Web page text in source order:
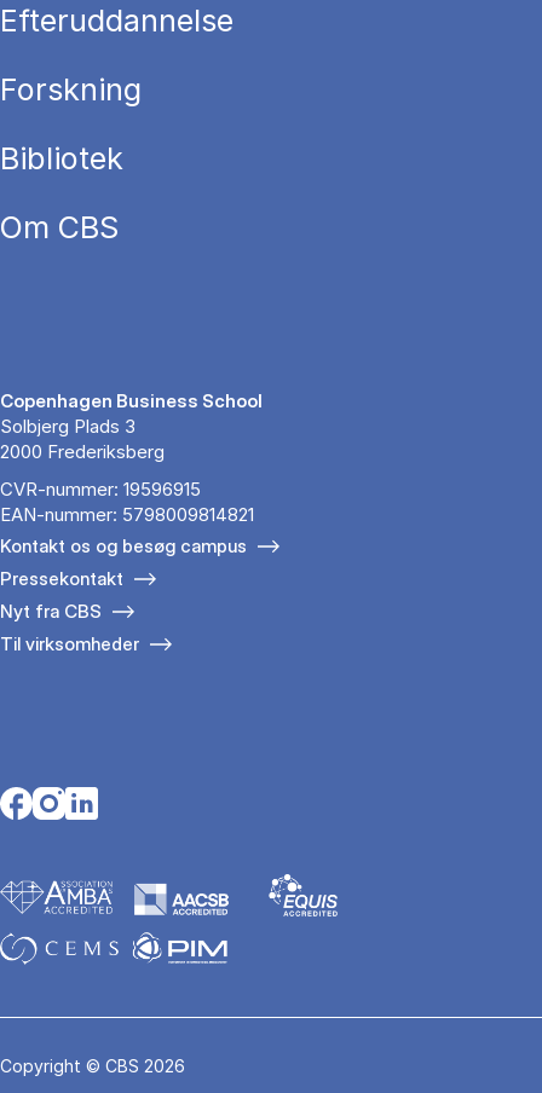
Efteruddannelse
Forskning
Bibliotek
Om CBS
Copenhagen Business School
Solbjerg Plads 3
2000 Frederiksberg
CVR-nummer: 19596915
EAN-nummer: 5798009814821
Kontakt os og besøg campus
Pressekontakt
Nyt fra CBS
Til virksomheder
Opens in a new tab
Opens in a new tab
Opens in a new tab
Copyright © CBS 2026